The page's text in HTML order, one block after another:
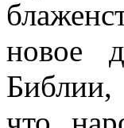
новое